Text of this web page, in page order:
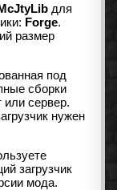
для
Forge.
размер
под
сборки
или сервер.
нужен
загрузчик
мода.